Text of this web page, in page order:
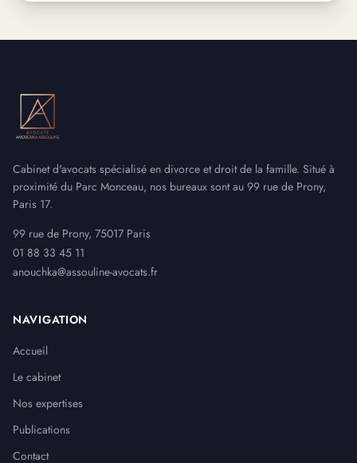
Cabinet d'avocats spécialisé en divorce et droit de la famille. Situé à
proximité du Parc Monceau, nos bureaux sont au 99 rue de Prony,
Paris 17.
99 rue de Prony, 75017 Paris
01 88 33 45 11
anouchka@assouline-avocats.fr
NAVIGATION
Accueil
Le cabinet
Nos expertises
Publications
Contact